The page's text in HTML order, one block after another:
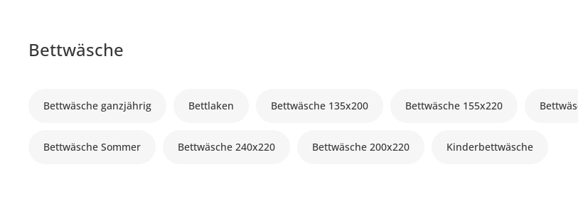
Bettwäsche
Bettwäsche ganzjährig Bettlaken Bettwäsche 135x200 Bettwäsche 155x220
Bettwäsche Sommer Bettwäsche 240x220 Bettwäsche 200x220 Kinderbettwäsche